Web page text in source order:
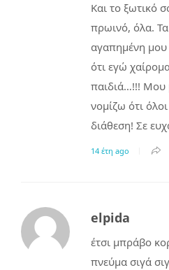
Και το ξωτικό
πρωινό, όλα. Τα
αγαπημένη
ότι εγώ
παιδιά…!!! Μου
νομίζω ότι
διάθεση! Σε
14 έτη ago
elpida
έτσι μπράβο
πνεύμα σιγά